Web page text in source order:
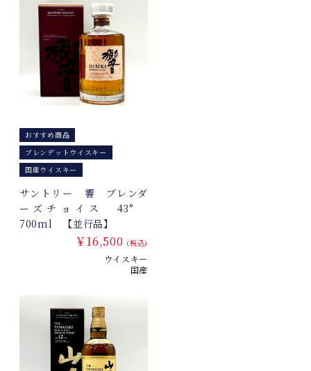
おすすめ商品
ブレンデットウイスキー
国産ウイスキー
サントリー 響 ブレンダ
ーズチョイス 43°
700ml 【並行品】
￥16,500 (税込)
ウイスキー
国産